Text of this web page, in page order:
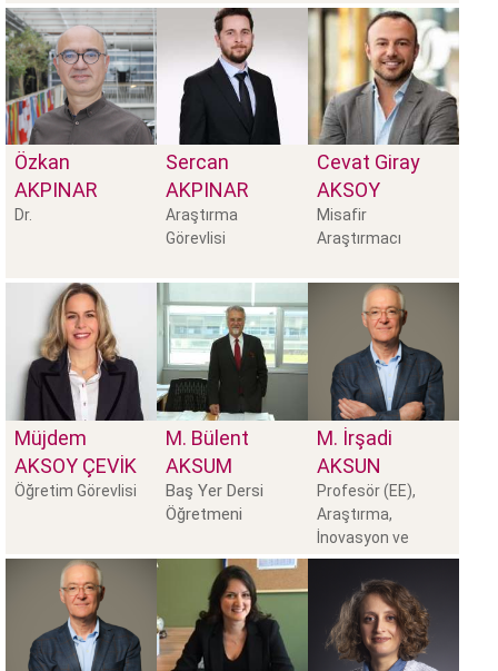
Özkan
AKPINAR
Dr.
Sercan
AKPINAR
Araştırma
Görevlisi
Cevat Giray
AKSOY
Misafir
Araştırmacı
Müjdem
AKSOY ÇEVIK
Öğretim Görevlisi
M. Bülent
AKSUM
Baş Yer Dersi
Öğretmeni
M. İrşadi
AKSUN
Profesör (EE),
Araştırma,
İnovasyon ve
Etkiden